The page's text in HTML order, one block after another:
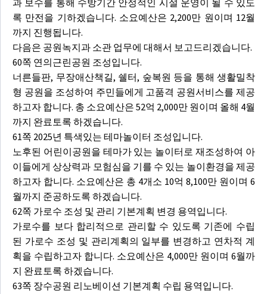
과 보수를 통해 수방기간 안정적인 시설 운영이 될 수 있도
록 만전을 기하겠습니다. 소요예산은 2,200만 원이며 12월
까지 진행됩니다.
다음은 공원녹지과 소관 업무에 대해서 보고드리겠습니다.
60쪽 연의근린공원 조성입니다.
너른들판, 무장애산책길, 쉘터, 숲복원 등을 통해 생활밀착
형 공원을 조성하여 주민들에게 고품격 공원서비스를 제공
하고자 합니다. 총 소요예산은 52억 2,000만 원이며 올해 4월
까지 완료토록 하겠습니다.
61쪽 2025년 특색있는 테마놀이터 조성입니다.
노후된 어린이공원을 테마가 있는 놀이터로 재조성하여 아
이들에게 상상력과 모험심을 기를 수 있는 놀이환경을 제공
하고자 합니다. 소요예산은 총 4개소 10억 8,100만 원이며 6
월까지 준공하도록 하겠습니다.
62쪽 가로수 조성 및 관리 기본계획 변경 용역입니다.
가로수를 보다 합리적으로 관리할 수 있도록 기존에 수립
된 가로수 조성 및 관리계획의 일부를 변경하고 연차적 계
획을 수립하고자 합니다. 소요예산은 4,000만 원이며 6월까
지 완료토록 하겠습니다.
63쪽 장수공원 리노베이션 기본계획 수립 용역입니다.